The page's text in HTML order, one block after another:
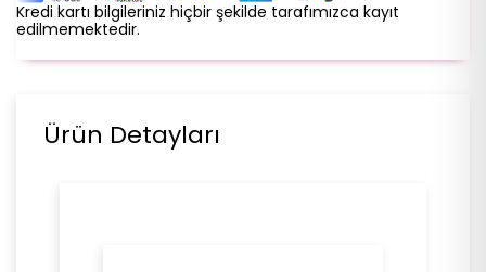
Kredi kartı bilgileriniz hiçbir şekilde tarafımızca kayıt
edilmemektedir.
Ürün Detayları